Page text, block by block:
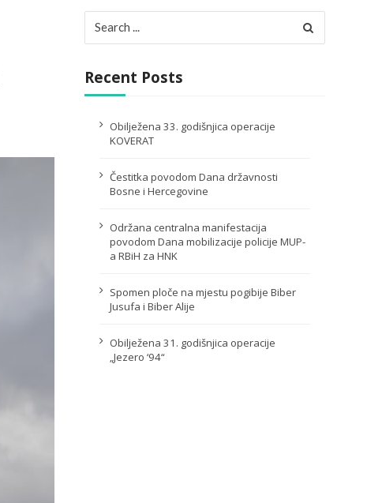
for:
Recent Posts
Obilježena 33. godišnjica operacije
KOVERAT
Čestitka povodom Dana državnosti
Bosne i Hercegovine
Održana centralna manifestacija
povodom Dana mobilizacije policije MUP-
a RBiH za HNK
Spomen ploče na mjestu pogibije Biber
Jusufa i Biber Alije
Obilježena 31. godišnjica operacije
„Jezero ‘94“